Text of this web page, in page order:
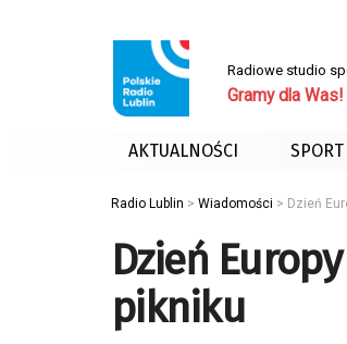
Radiowe studio
Gramy dla Was!
AKTUALNOŚCI SPORT
Radio Lublin > Wiadomości > Dzień
Dzień
pikniku